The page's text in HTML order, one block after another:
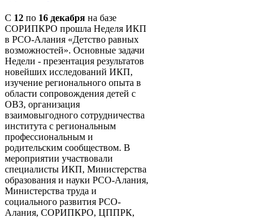
С 12 по 16 декабря на базе
СОРИПКРО прошла Неделя ИКП
в РСО-Алания «Детство равных
возможностей». Основные задачи
Недели - презентация результатов
новейших исследований ИКП,
изучение регионального опыта в
области сопровождения детей с
ОВЗ, организация
взаимовыгодного сотрудничества
института с региональным
профессиональным и
родительским сообществом. В
мероприятии участвовали
специалисты ИКП, Министерства
образования и науки РСО-Алания,
Министерства труда и
социального развития РСО-
Алания, СОРИПКРО, ЦППРК,